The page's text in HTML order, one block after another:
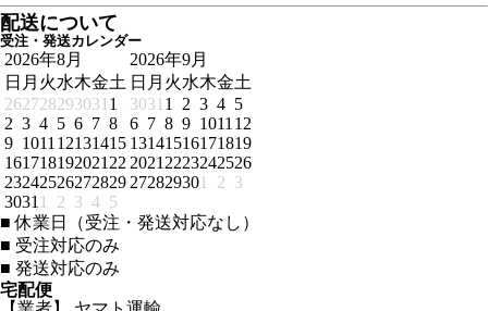
配送について
受注・発送カレンダー
2026年8月
日 月 火水木金土
262728293031 1
2 3 4 5 6 7 8
9 1011 12131415
161718192021 22
23242526272829
3031 1 2 3 4 5
2026年9月
日 月 火水木金土
3031 1 2 3 4 5
6 7 8 9 1011 12
13141516171819
2021 2223242526
272829301 2 3
■ 休業日（受注・発送対応なし）
■ 受注対応のみ
■ 発送対応のみ
宅配便